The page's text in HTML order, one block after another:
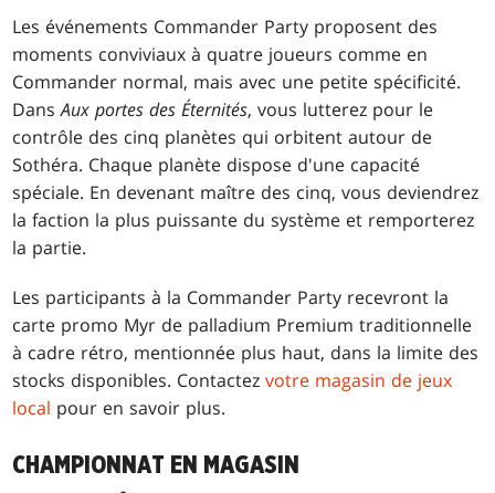
Les événements Commander Party proposent des
moments conviviaux à quatre joueurs comme en
Commander normal, mais avec une petite spécificité.
DansAux portes des Éternités, vous lutterez pour le
contrôle des cinq planètes qui orbitent autour de
Sothéra. Chaque planète dispose d'une capacité
spéciale. En devenant maître des cinq, vous deviendrez
la faction la plus puissante du système et remporterez
la partie.
Les participants à la Commander Party recevront la
carte promo Myr de palladium Premium traditionnelle
à cadre rétro, mentionnée plus haut, dans la limite des
stocks disponibles. Contactezvotre magasin de jeux
local pour en savoir plus.
CHAMPIONNAT EN MAGASIN